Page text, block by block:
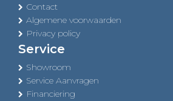
Contact
Algemene voorwaarden
Privacy policy
Service
Showroom
Service Aanvragen
Financiering